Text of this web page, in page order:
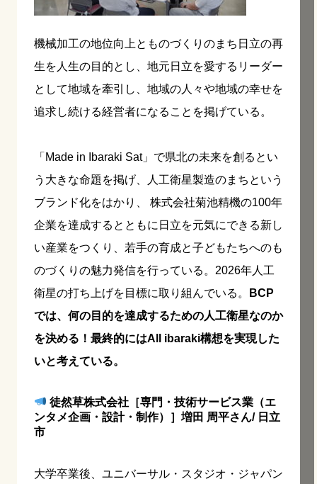
機械加工の地位向上とものづくりのまち日立の再
生を人生の目的とし、地元日立を愛するリーダー
として地域を牽引し、地域の人々や地域の幸せを
追求し続ける経営者になることを掲げている。
「Made in Ibaraki Sat」で県北の未来を創るとい
う大きな命題を掲げ、人工衛星製造のまちという
ブランド化をはかり、 株式会社菊池精機の100年
企業を達成するとともに日立を元気にできる新し
い産業をつくり、若手の育成と子どもたちへのも
のづくりの魅力発信を行っている。2026年人工
衛星の打ち上げを目標に取り組んでいる。
BCP
では、何の目的を達成するための人工衛星なのか
を決める！最終的にはAll ibaraki構想を実現した
いと考えている。
徒然草株式会社［専門・技術サービス業（エ
ンタメ企画・設計・制作）］増田 周平さん/ 日立
市
大学卒業後、ユニバーサル・スタジオ・ジャパン